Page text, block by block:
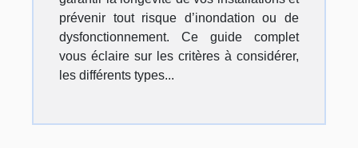
prévenir tout risque d’inondation ou de
dysfonctionnement. Ce guide complet
vous éclaire sur les critères à considérer,
les différents types...